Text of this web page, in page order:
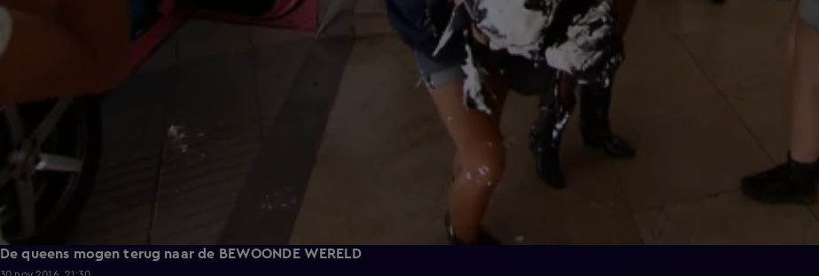
De queens mogen terug naar de BEWOONDE WERELD